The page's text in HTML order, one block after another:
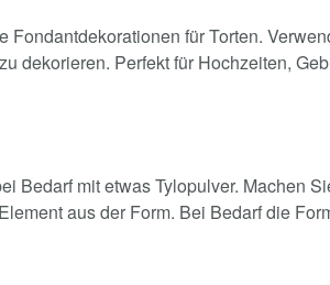
für Torten.
dekorieren. Perfekt für Hochzeiten,
Bedarf mit etwas Tylopulver. Machen
aus der Form. Bei Bedarf die